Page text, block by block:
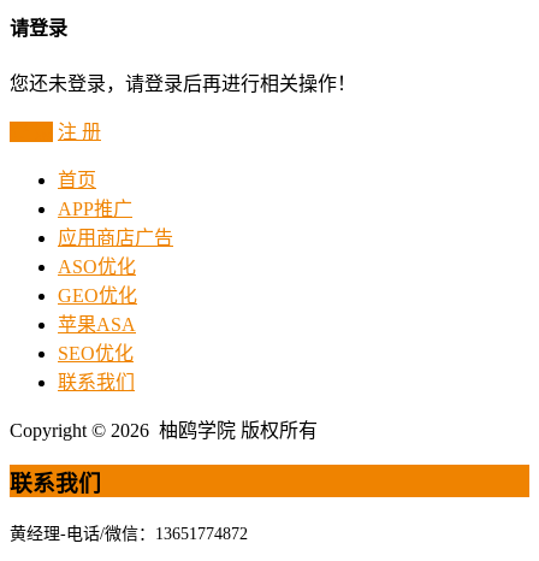
请登录
您还未登录，请登录后再进行相关操作！
注 册
首页
APP推广
应用商店广告
ASO优化
GEO优化
苹果ASA
SEO优化
联系我们
Copyright © 2026 柚鸥学院 版权所有
联系我们
黄经理-电话/微信：13651774872